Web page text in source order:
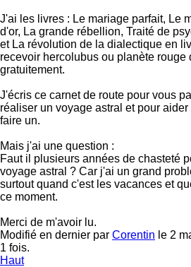
J'ai les livres : Le mariage parfait, Le
d'or, La grande rébellion, Traité de
et La révolution de la dialectique en
recevoir hercolubus ou planète rouge
gratuitement.
J'écris ce carnet de route pour vous
réaliser un voyage astral et pour
faire un.
Mais j'ai une question :
Faut il plusieurs années de chasteté
voyage astral ? Car j'ai un grand
surtout quand c'est les vacances et
ce moment.
Merci de m'avoir lu.
Modifié en dernier par Corentin le 2
1 fois.
Haut